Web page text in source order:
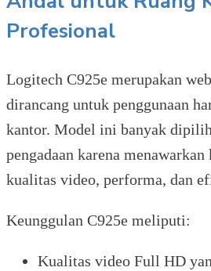
Profesional
Logitech C925e merupakan
dirancang untuk penggunaan
kantor. Model ini banyak
pengadaan karena
kualitas video, performa, dan
Keunggulan C925e meliputi:
Kualitas video Full HD